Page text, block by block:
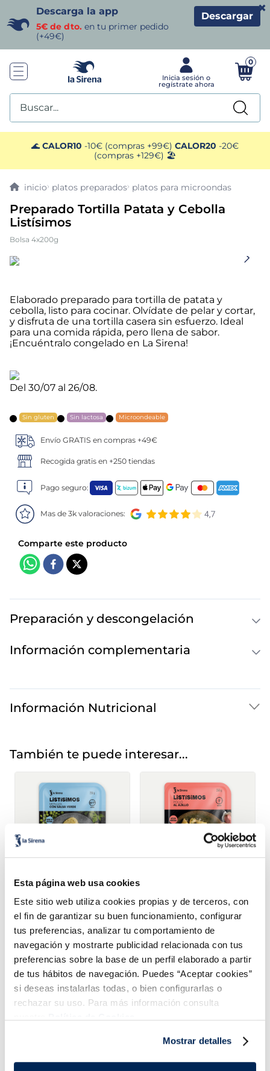
Esta página web usa cookies
Este sitio web utiliza cookies propias y de terceros, con
el fin de garantizar su buen funcionamiento, configurar
tus preferencias, analizar tu comportamiento de
navegación y mostrarte publicidad relacionada con tus
preferencias sobre la base de un perfil elaborado a partir
de tus hábitos de navegación. Puedes “Aceptar cookies”
si deseas instalarlas todas, o bien configurarlas o
rechazar su uso. Para más información consulta
Mostrar detalles
Descarga la app
5€ de dto. en tu primer pedido
(+49€)
Descargar
×
0
Buscar...
🌊 CALOR10 -10€ (compras +99€) CALOR20 -20€
(compras +129€) 🏖️
platos preparados platos para microondas
Preparado Tortilla Patata y Cebolla
Listísimos
Bolsa 4x200g
Elaborado preparado para tortilla de patata y
cebolla, listo para cocinar. Olvídate de pelar y cortar,
y disfruta de una tortilla casera sin esfuerzo. Ideal
para una comida rápida, pero llena de sabor.
¡Encuéntralo congelado en La Sirena!
Del 30/07 al 26/08.
Sin gluten Sin lactosa Microondeable
Envío GRATIS en compras +49€
Recogida gratis en +250 tiendas
Pago seguro:
Mas de 3k valoraciones:
Preparación y descongelación
Información complementaria
Información Nutricional
También te puede interesar...
Merluza con salsa verde
Añadir
Pollo al ajillo Listísimos
Bandeja 250g
Añadir
¡Combínalo y hazte un menú de 10!
TÉRMINOS MÁS BUSCADOS
1. helados sirena
patatas
4.
6 . croquetas
7. canelones
8.
10. pollo